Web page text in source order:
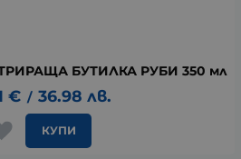
БУТИЛКА РУБИ 350 мл
€ / 36.98 лв.
КУПИ